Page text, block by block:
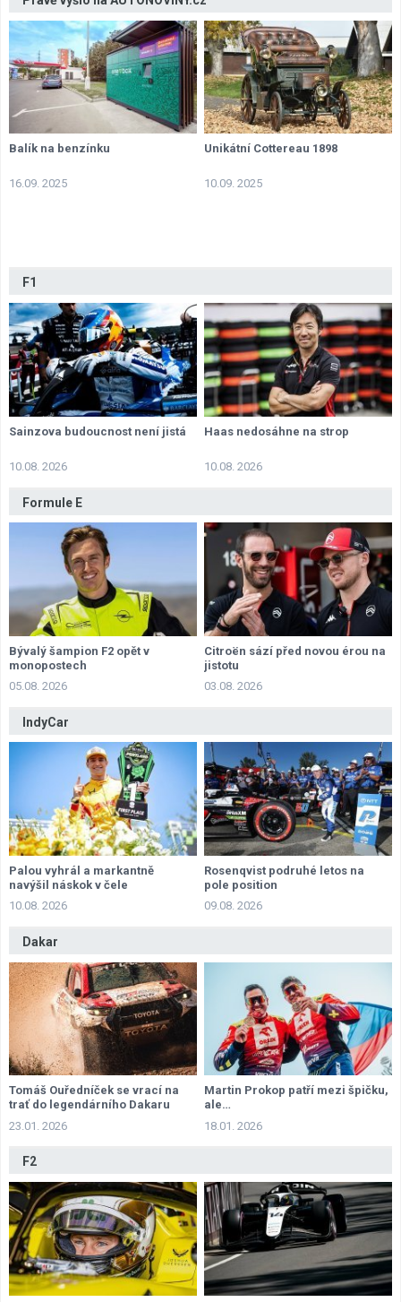
Balík na benzínku
16.09. 2025
Unikátní Cottereau 1898
10.09. 2025
F1
Sainzova budoucnost není jistá
10.08. 2026
Haas nedosáhne na strop
10.08. 2026
Formule E
Bývalý šampion F2 opět v
monopostech
05.08. 2026
Citroën sází před novou érou na
jistotu
03.08. 2026
IndyCar
Palou vyhrál a markantně
navýšil náskok v čele
šampionátu
10.08. 2026
Rosenqvist podruhé letos na
pole position
09.08. 2026
Dakar
Tomáš Ouředníček se vrací na
trať do legendárního Dakaru
23.01. 2026
Martin Prokop patří mezi špičku,
ale…
18.01. 2026
F2